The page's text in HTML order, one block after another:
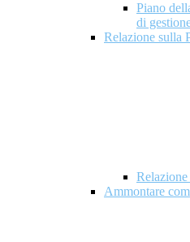
Piano
di
Relazione sulla
Ammontare